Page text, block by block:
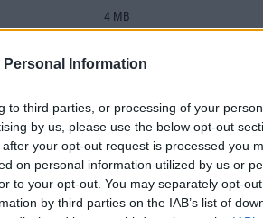
Personal Information
to third parties, or processing of your
by us, please use the below opt-out
your opt-out request is processed you
on personal information utilized by us or
to your opt-out. You may separately opt-
by third parties on the IAB’s list of
4 MB
Van
Nincs